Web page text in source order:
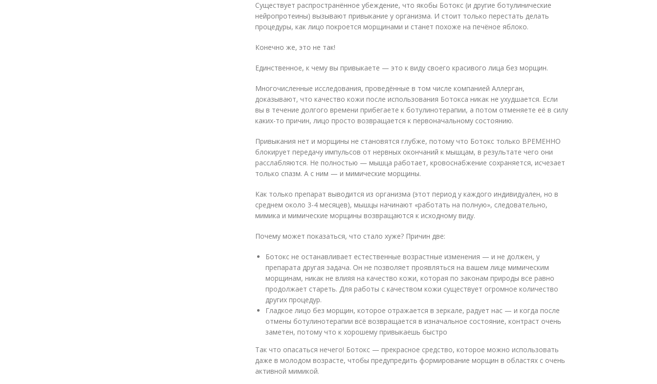
Существует распространённое убеждение, что якобы Ботокс (и другие ботулинические
нейропротеины) вызывают привыкание у организма. И стоит только перестать делать
процедуры, как лицо покроется морщинами и станет похоже на печёное яблоко.
Конечно же, это не так!
Единственное, к чему вы привыкаете — это к виду своего красивого лица без морщин.
Многочисленные исследования, проведённые в том числе компанией Аллерган,
доказывают, что качество кожи после использования Ботокса никак не ухудшается. Если
вы в течение долгого времени прибегаете к ботулинотерапии, а потом отменяете её в силу
каких-то причин, лицо просто возвращается к первоначальному состоянию.
Привыкания нет и морщины не становятся глубже, потому что Ботокс только ВРЕМЕННО
блокирует передачу импульсов от нервных окончаний к мышцам, в результате чего они
расслабляются. Не полностью — мышца работает, кровоснабжение сохраняется, исчезает
только спазм. А с ним — и мимические морщины.
Как только препарат выводится из организма (этот период у каждого индивидуален, но в
среднем около 3-4 месяцев), мышцы начинают «работать на полную», следовательно,
мимика и мимические морщины возвращаются к исходному виду.
Почему может показаться, что стало хуже? Причин две:
Ботокс не останавливает естественные возрастные изменения — и не должен, у
препарата другая задача. Он не позволяет проявляться на вашем лице мимическим
морщинам, никак не влияя на качество кожи, которая по законам природы все равно
продолжает стареть. Для работы с качеством кожи существует огромное количество
других процедур. ⠀
Гладкое лицо без морщин, которое отражается в зеркале, радует нас — и когда после
отмены ботулинотерапии всё возвращается в изначальное состояние, контраст очень
заметен, потому что к хорошему привыкаешь быстро
Так что опасаться нечего! Ботокс — прекрасное средство, которое можно использовать
даже в молодом возрасте, чтобы предупредить формирование морщин в областях с очень
активной мимикой.